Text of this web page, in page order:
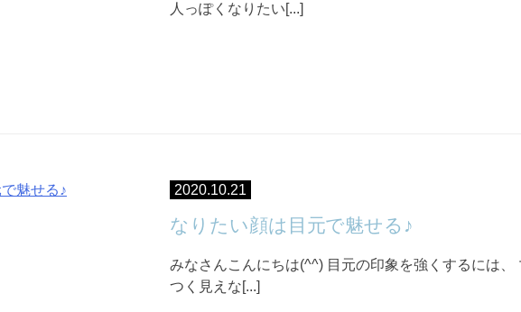
人っぽくなりたい[...]
2020.10.21
なりたい顔は目元で魅せる♪
みなさんこんにちは(^^) 目元の印象を強くするには、
つく見えな[...]